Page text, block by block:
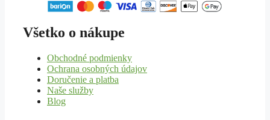
Všetko o nákupe
Obchodné podmienky
Ochrana osobných údajov
Doručenie a platba
Naše služby
Blog